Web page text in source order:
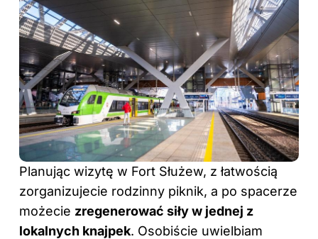
Planując wizytę w Fort Służew, z łatwością
zorganizujecie rodzinny piknik, a po spacerze
możecie zregenerować siły w jednej z
lokalnych knajpek. Osobiście uwielbiam